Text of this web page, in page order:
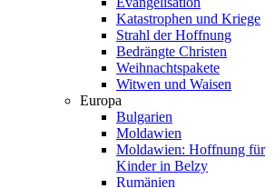
Katastrophen und Kriege
Strahl der Hoffnung
Bedrängte Christen
Weihnachtspakete
Witwen und Waisen
Europa
Bulgarien
Moldawien
Moldawien: Hoffnung für
Kinder in Belzy
Rumänien